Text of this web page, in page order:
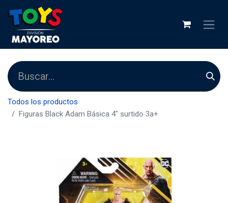
Todos los productos
Figuras Black Adam Básica 4" surtido 3a+